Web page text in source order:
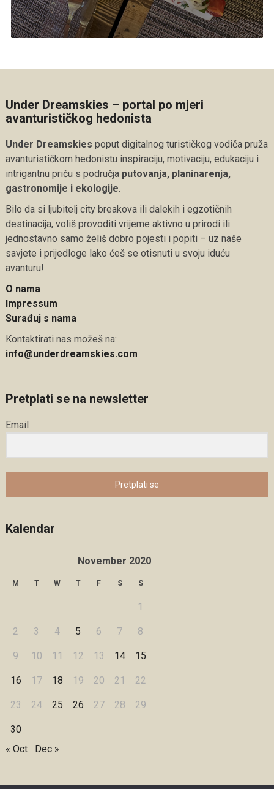
Under Dreamskies – portal po mjeri
avanturističkog hedonista
Under Dreamskies poput digitalnog turističkog vodiča pruža
avanturističkom hedonistu inspiraciju, motivaciju, edukaciju i
intrigantnu priču s područja putovanja, planinarenja,
gastronomije i ekologije.
Bilo da si ljubitelj city breakova ili dalekih i egzotičnih
destinacija, voliš provoditi vrijeme aktivno u prirodi ili
jednostavno samo želiš dobro pojesti i popiti – uz naše
savjete i prijedloge lako ćeš se otisnuti u svoju iduću
avanturu!
O nama
Impressum
Surađuj s nama
Kontaktirati nas možeš na:
info@underdreamskies.com
Pretplati se na newsletter
Email
Pretplati se
Kalendar
November 2020
M T W T F S S
1
2 3 4 5 6 7 8
9 10 11 12 13 14 15
16 17 18 19 20 21 22
23 24 25 26 27 28 29
30
« Oct
Dec »